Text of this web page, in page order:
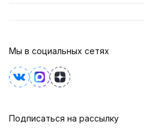
Мы в социальных сетях
Подписаться на рассылку